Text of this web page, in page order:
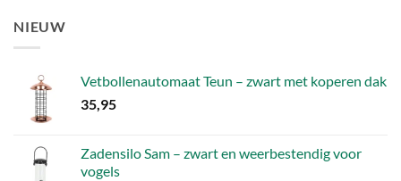
NIEUW
Vetbollenautomaat Teun – zwart met koperen dak
35,95
Zadensilo Sam – zwart en weerbestendig voor
vogels